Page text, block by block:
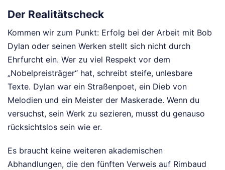
Der Realitätscheck
Kommen wir zum Punkt: Erfolg bei der Arbeit mit Bob
Dylan oder seinen Werken stellt sich nicht durch
Ehrfurcht ein. Wer zu viel Respekt vor dem
„Nobelpreisträger“ hat, schreibt steife, unlesbare
Texte. Dylan war ein Straßenpoet, ein Dieb von
Melodien und ein Meister der Maskerade. Wenn du
versuchst, sein Werk zu sezieren, musst du genauso
rücksichtslos sein wie er.
Es braucht keine weiteren akademischen
Abhandlungen, die den fünften Verweis auf Rimbaud